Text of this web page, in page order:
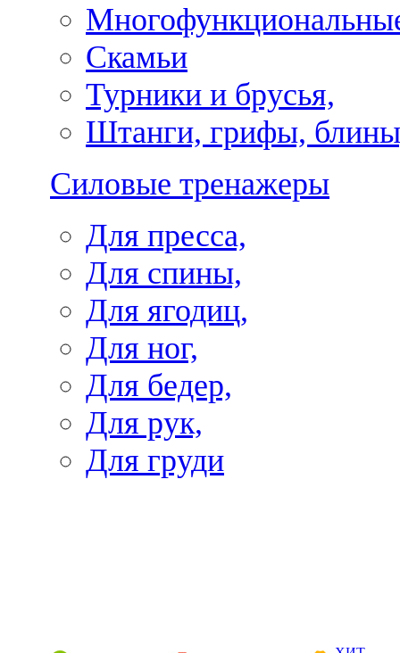
Скамьи
Турники и брусья,
Штанги, грифы,
Силовые тренажеры
Для пресса,
Для спины,
Для ягодиц,
Для ног,
Для бедер,
Для рук,
Для груди